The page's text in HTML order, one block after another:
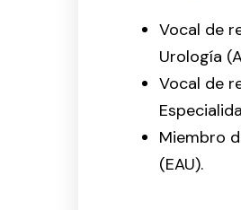
Vocal de
Urología
Vocal de
Miembro
(EAU).